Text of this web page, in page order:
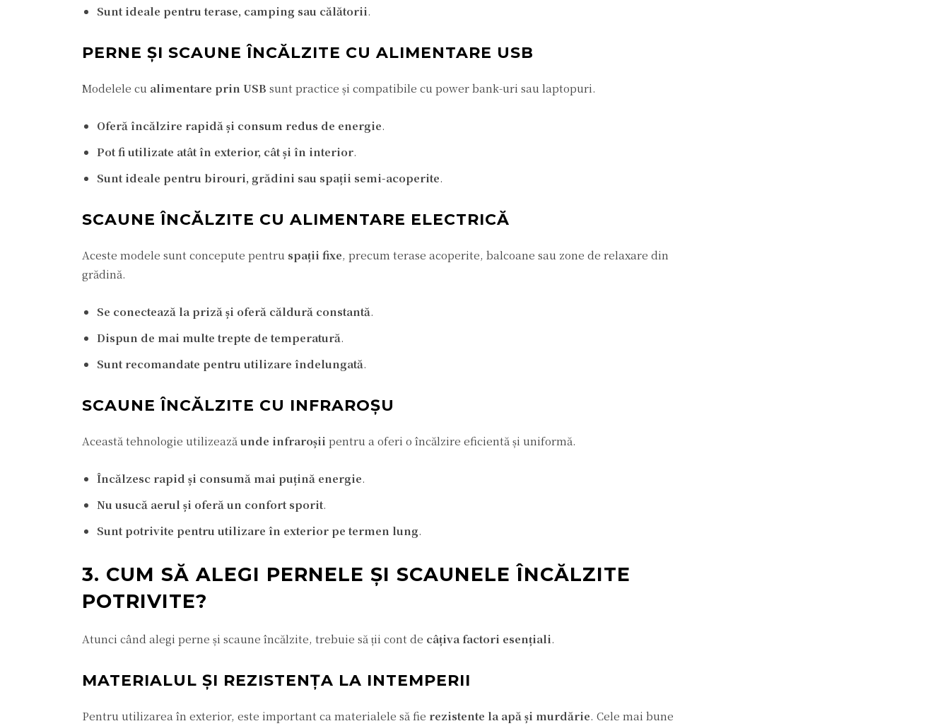
Sunt ideale pentru terase, camping sau călătorii.
PERNE ȘI SCAUNE ÎNCĂLZITE CU ALIMENTARE USB
Modelele cu alimentare prin USB sunt practice și compatibile cu power bank-uri sau laptopuri.
Oferă încălzire rapidă și consum redus de energie.
Pot fi utilizate atât în exterior, cât și în interior.
Sunt ideale pentru birouri, grădini sau spații semi-acoperite.
SCAUNE ÎNCĂLZITE CU ALIMENTARE ELECTRICĂ
Aceste modele sunt concepute pentru spații fixe, precum terase acoperite, balcoane sau zone de relaxare din
grădină.
Se conectează la priză și oferă căldură constantă.
Dispun de mai multe trepte de temperatură.
Sunt recomandate pentru utilizare îndelungată.
SCAUNE ÎNCĂLZITE CU INFRAROȘU
Această tehnologie utilizează unde infraroșii pentru a oferi o încălzire eficientă și uniformă.
Încălzesc rapid și consumă mai puțină energie.
Nu usucă aerul și oferă un confort sporit.
Sunt potrivite pentru utilizare în exterior pe termen lung.
3. CUM SĂ ALEGI PERNELE ȘI SCAUNELE ÎNCĂLZITE
POTRIVITE?
Atunci când alegi perne și scaune încălzite, trebuie să ții cont de câțiva factori esențiali.
MATERIALUL ȘI REZISTENȚA LA INTEMPERII
Pentru utilizarea în exterior, este important ca materialele să fie rezistente la apă și murdărie. Cele mai bune